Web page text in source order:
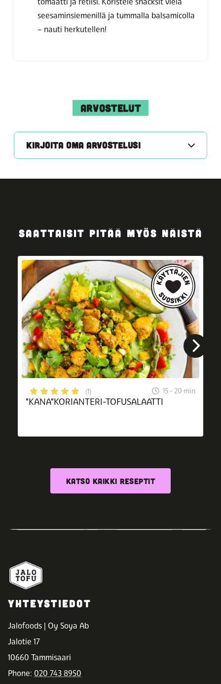
seesaminsiemenillä ja tummalla balsamicolla
– nauti herkutellen!
ARVOSTELUT
KIRJOITA OMA ARVOSTELUSI
SAATTAISIT PITÄÄ MYÖS NÄISTÄ
(1) 15 - 20 min
"KANA"KORIANTERI-TOFUSALAATTI
KATSO KAIKKI RESEPTIT
YHTEYSTIEDOT
Jalofoods | Oy Soya Ab
Jalotie 17
10660 Tammisaari
Phone: 020 743 8950